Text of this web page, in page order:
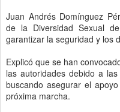
Juan Andrés Domínguez
de la Diversidad Sexual
garantizar la seguridad y los
Explicó que se han
las autoridades debido a
buscando asegurar el
próxima marcha.